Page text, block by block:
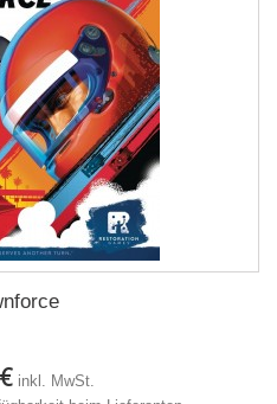
inkl. MwSt.